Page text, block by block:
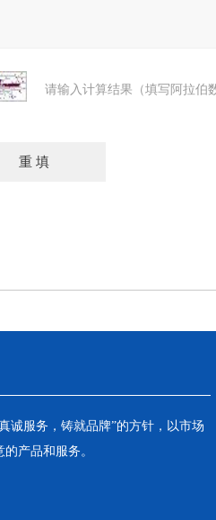
请输入计算结果（填写阿拉伯
诚服务，铸就品牌”的方针，以市场
产品和服务。